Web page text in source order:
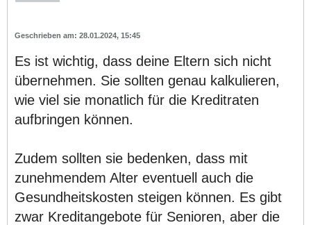
28.01.2024, 15:45
Es ist wichtig, dass deine Eltern sich nicht
übernehmen. Sie sollten genau kalkulieren,
wie viel sie monatlich für die Kreditraten
aufbringen können.
Zudem sollten sie bedenken, dass mit
zunehmendem Alter eventuell auch die
Gesundheitskosten steigen können. Es gibt
zwar Kreditangebote für Senioren, aber die